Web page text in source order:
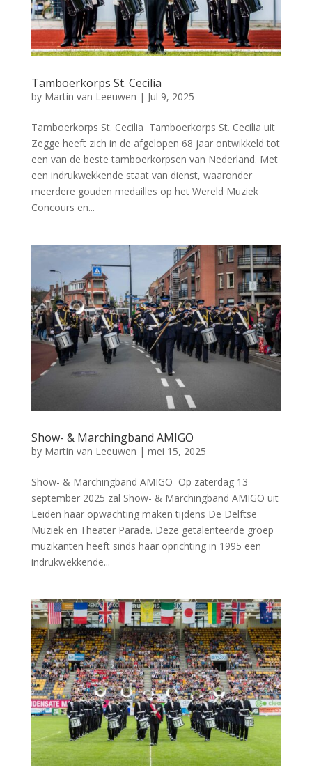
Tamboerkorps St. Cecilia
by Martin van Leeuwen | Jul 9, 2025
Tamboerkorps St. Cecilia Tamboerkorps St. Cecilia uit
Zegge heeft zich in de afgelopen 68 jaar ontwikkeld tot
een van de beste tamboerkorpsen van Nederland. Met
een indrukwekkende staat van dienst, waaronder
meerdere gouden medailles op het Wereld Muziek
Concours en...
Show- & Marchingband AMIGO
by Martin van Leeuwen | mei 15, 2025
Show- & Marchingband AMIGO Op zaterdag 13
september 2025 zal Show- & Marchingband AMIGO uit
Leiden haar opwachting maken tijdens De Delftse
Muziek en Theater Parade. Deze getalenteerde groep
muzikanten heeft sinds haar oprichting in 1995 een
indrukwekkende...